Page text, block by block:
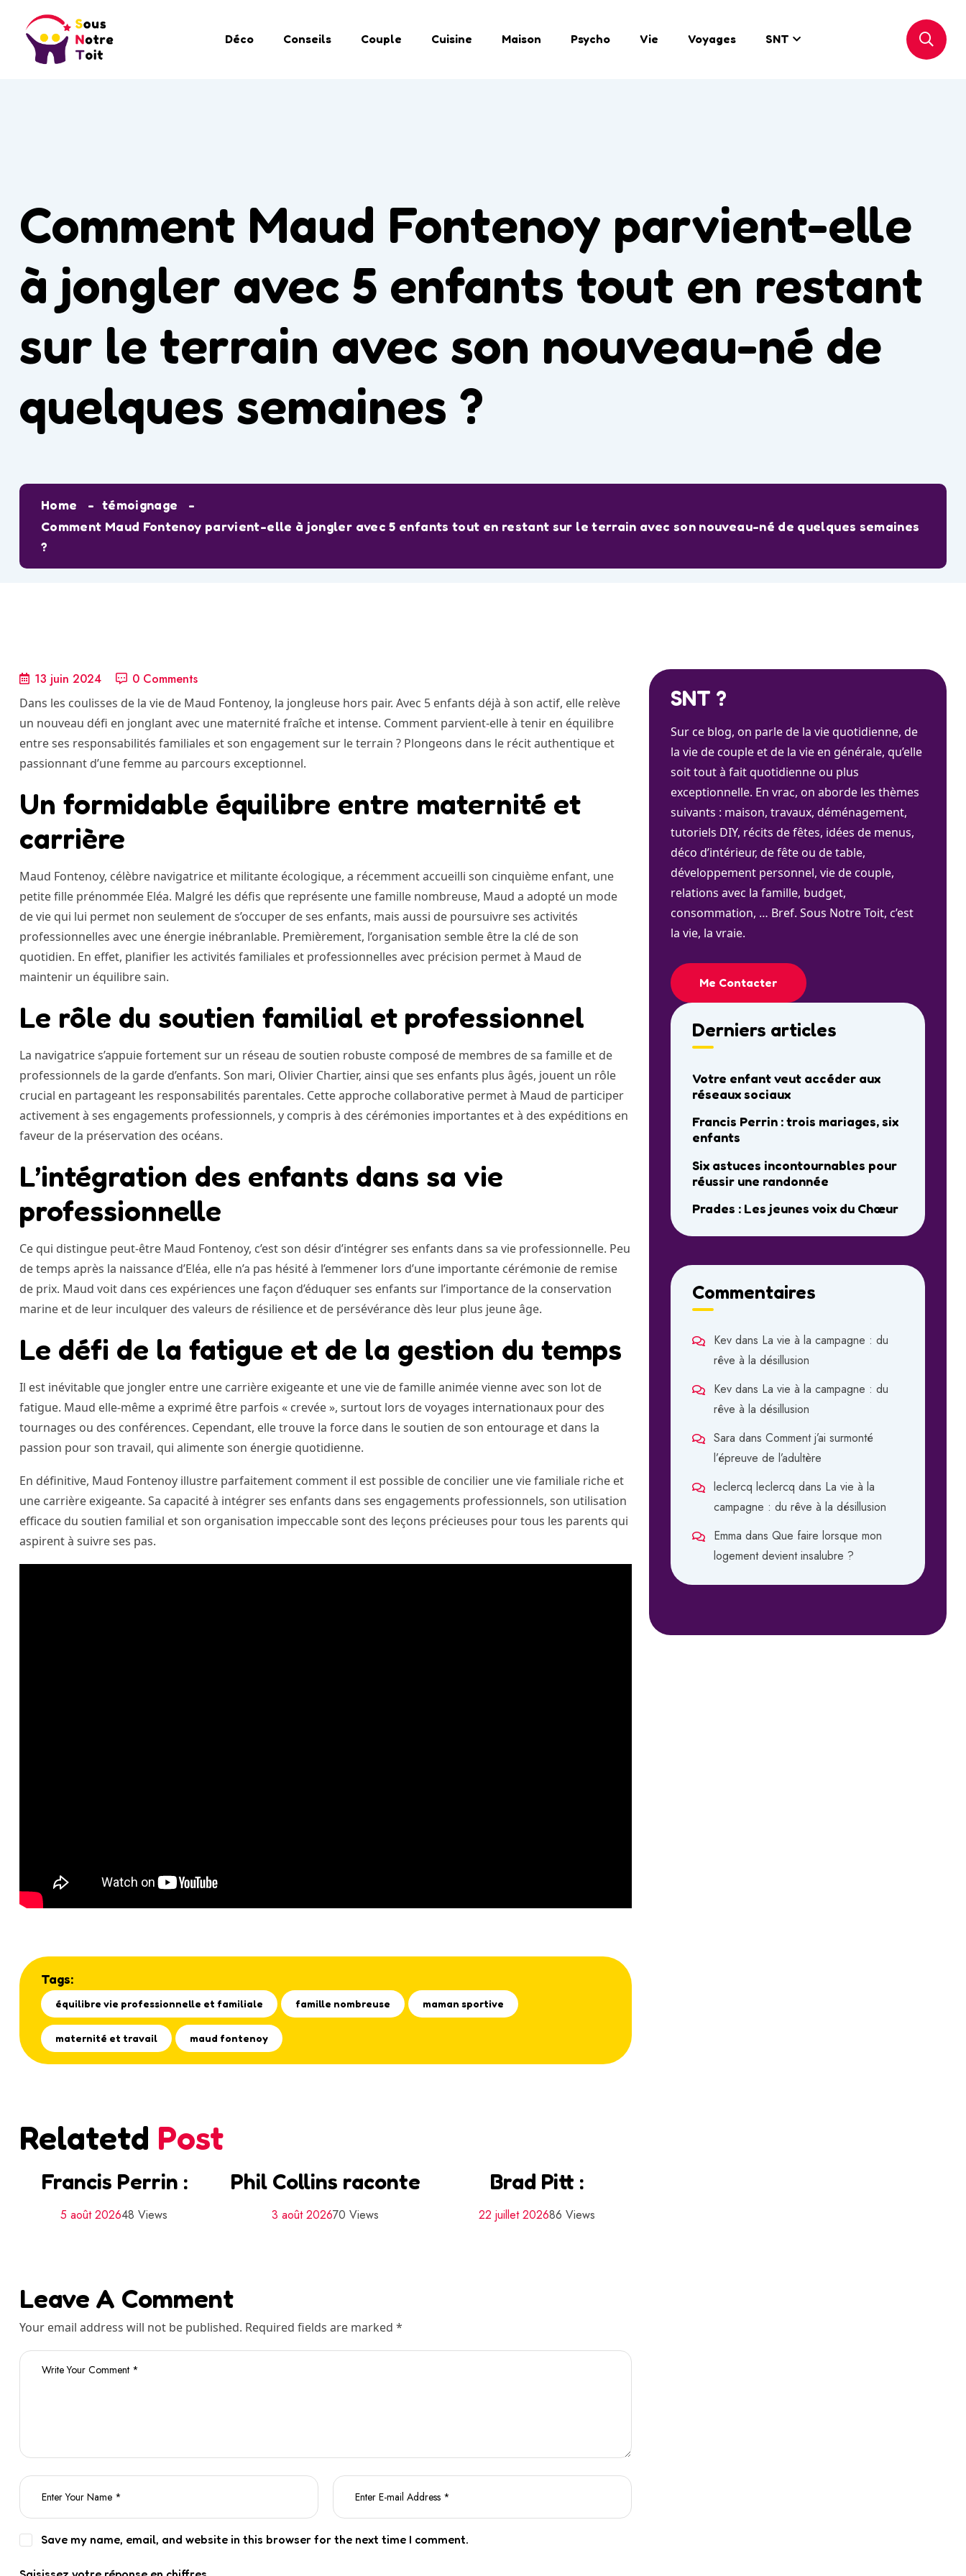
Déco Conseils Couple Cuisine Maison Psycho Vie Voyages SNT
Comment Maud Fontenoy parvient-elle
à jongler avec 5 enfants tout en restant
sur le terrain avec son nouveau-né de
quelques semaines ?
Home
témoignage
Comment Maud Fontenoy parvient-elle à jongler avec 5 enfants tout en restant sur le terrain avec son nouveau-né de quelques semaines
?
13 juin 2024 0 Comments
Dans les coulisses de la vie de Maud Fontenoy, la jongleuse hors pair. Avec 5 enfants déjà à son actif, elle relève
un nouveau défi en jonglant avec une maternité fraîche et intense. Comment parvient-elle à tenir en équilibre
entre ses responsabilités familiales et son engagement sur le terrain ? Plongeons dans le récit authentique et
passionnant d’une femme au parcours exceptionnel.
Un formidable équilibre entre maternité et
carrière
Maud Fontenoy, célèbre navigatrice et militante écologique, a récemment accueilli son cinquième enfant, une
petite fille prénommée Eléa. Malgré les défis que représente une famille nombreuse, Maud a adopté un mode
de vie qui lui permet non seulement de s’occuper de ses enfants, mais aussi de poursuivre ses activités
professionnelles avec une énergie inébranlable. Premièrement, l’organisation semble être la clé de son
quotidien. En effet, planifier les activités familiales et professionnelles avec précision permet à Maud de
maintenir un équilibre sain.
Le rôle du soutien familial et professionnel
La navigatrice s’appuie fortement sur un réseau de soutien robuste composé de membres de sa famille et de
professionnels de la garde d’enfants. Son mari, Olivier Chartier, ainsi que ses enfants plus âgés, jouent un rôle
crucial en partageant les responsabilités parentales. Cette approche collaborative permet à Maud de participer
activement à ses engagements professionnels, y compris à des cérémonies importantes et à des expéditions en
faveur de la préservation des océans.
L’intégration des enfants dans sa vie
professionnelle
Ce qui distingue peut-être Maud Fontenoy, c’est son désir d’intégrer ses enfants dans sa vie professionnelle. Peu
de temps après la naissance d’Eléa, elle n’a pas hésité à l’emmener lors d’une importante cérémonie de remise
de prix. Maud voit dans ces expériences une façon d’éduquer ses enfants sur l’importance de la conservation
marine et de leur inculquer des valeurs de résilience et de persévérance dès leur plus jeune âge.
Le défi de la fatigue et de la gestion du temps
Il est inévitable que jongler entre une carrière exigeante et une vie de famille animée vienne avec son lot de
fatigue. Maud elle-même a exprimé être parfois « crevée », surtout lors de voyages internationaux pour des
tournages ou des conférences. Cependant, elle trouve la force dans le soutien de son entourage et dans la
passion pour son travail, qui alimente son énergie quotidienne.
En définitive, Maud Fontenoy illustre parfaitement comment il est possible de concilier une vie familiale riche et
une carrière exigeante. Sa capacité à intégrer ses enfants dans ses engagements professionnels, son utilisation
efficace du soutien familial et son organisation impeccable sont des leçons précieuses pour tous les parents qui
aspirent à suivre ses pas.
Tags:
équilibre vie professionnelle et familiale famille nombreuse maman sportive
maternité et travail maud fontenoy
Relatetd Post
Francis Perrin :
5 août 202648 Views
Phil Collins raconte
3 août 202670 Views
Brad Pitt :
22 juillet 202686 Views
Leave A Comment
Your email address will not be published. Required fields are marked *
Save my name, email, and website in this browser for the next time I comment.
SNT ?
Sur ce blog, on parle de la vie quotidienne, de
la vie de couple et de la vie en générale, qu’elle
soit tout à fait quotidienne ou plus
exceptionnelle. En vrac, on aborde les thèmes
suivants : maison, travaux, déménagement,
tutoriels DIY, récits de fêtes, idées de menus,
déco d’intérieur, de fête ou de table,
développement personnel, vie de couple,
relations avec la famille, budget,
consommation, … Bref. Sous Notre Toit, c’est
la vie, la vraie.
Me Contacter
Derniers articles
Votre enfant veut accéder aux
réseaux sociaux
Francis Perrin : trois mariages, six
enfants
Six astuces incontournables pour
réussir une randonnée
Prades : Les jeunes voix du Chœur
Commentaires
Kev dans La vie à la campagne : du
rêve à la désillusion
Kev dans La vie à la campagne : du
rêve à la désillusion
Sara dans Comment j’ai surmonté
l’épreuve de l’adultère
leclercq leclercq dans La vie à la
campagne : du rêve à la désillusion
Emma dans Que faire lorsque mon
logement devient insalubre ?